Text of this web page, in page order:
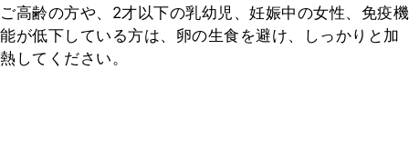
ご高齢の方や、2才以下の乳幼児、妊娠中の女性、免疫機
能が低下している方は、卵の生食を避け、しっかりと加
熱してください。